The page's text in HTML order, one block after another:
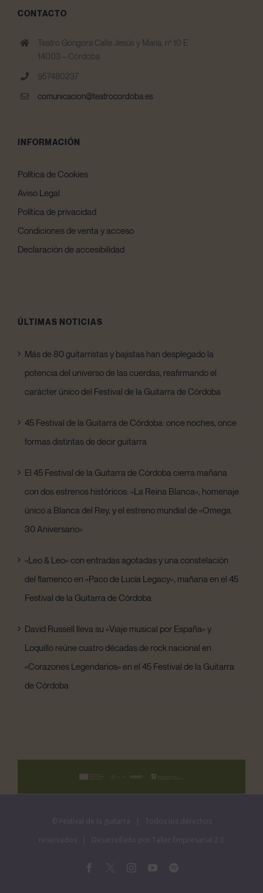
CONTACTO
Teatro Góngora Calle Jesús y María, nº 10 E
14003 – Córdoba
957480237
comunicacion@teatrocordoba.es
INFORMACIÓN
Política de Cookies
Aviso Legal
Política de privacidad
Condiciones de venta y acceso
Declaración de accesibilidad
ÚLTIMAS NOTICIAS
Más de 80 guitarristas y bajistas han desplegado la
potencia del universo de las cuerdas, reafirmando el
carácter único del Festival de la Guitarra de Córdoba
45 Festival de la Guitarra de Córdoba: once noches, once
formas distintas de decir guitarra
El 45 Festival de la Guitarra de Córdoba cierra mañana
con dos estrenos históricos: «La Reina Blanca», homenaje
único a Blanca del Rey, y el estreno mundial de «Omega.
30 Aniversario»
«Leo & Leo» con entradas agotadas y una constelación
del flamenco en «Paco de Lucía Legacy», mañana en el 45
Festival de la Guitarra de Córdoba
David Russell lleva su «Viaje musical por España» y
Loquillo reúne cuatro décadas de rock nacional en
«Corazones Legendarios» en el 45 Festival de la Guitarra
de Córdoba
© Festival de la guitarra
| Todos los derechos
reservados | Desarrollado por Taller Empresarial 2.0
Facebook
X InstagramYouTubeSpotify